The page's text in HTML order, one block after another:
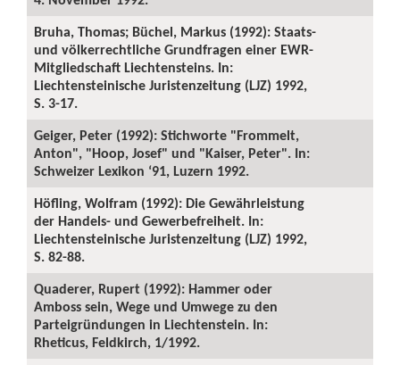
Bruha, Thomas; Büchel, Markus (1992): Staats-
und völkerrechtliche Grundfragen einer EWR-
Mitgliedschaft Liechtensteins. In:
Liechtensteinische Juristenzeitung (LJZ) 1992,
S. 3-17.
Geiger, Peter (1992): Stichworte "Frommelt,
Anton", "Hoop, Josef" und "Kaiser, Peter". In:
Schweizer Lexikon ‘91, Luzern 1992.
Höfling, Wolfram (1992): Die Gewährleistung
der Handels- und Gewerbefreiheit. In:
Liechtensteinische Juristenzeitung (LJZ) 1992,
S. 82-88.
Quaderer, Rupert (1992): Hammer oder
Amboss sein, Wege und Umwege zu den
Parteigründungen in Liechtenstein. In:
Rheticus, Feldkirch, 1/1992.